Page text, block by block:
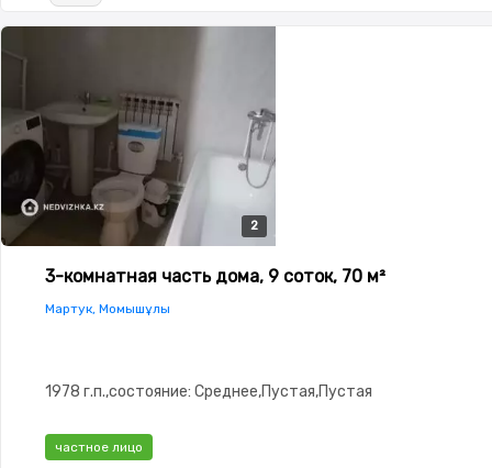
2
2
3-комнатная часть дома, 9 соток, 70 м²
Мартук, Момышұлы
1978 г.п.,состояние: Среднее,Пустая,Пустая
частное лицо